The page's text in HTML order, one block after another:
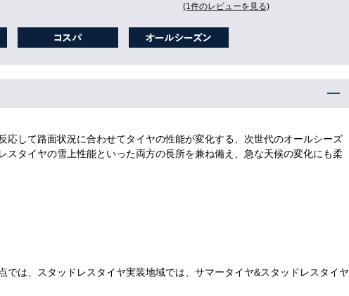
(1件のレビューを見る)
して路面状況に合わせてタイヤの性能が変化する、次世代のオールシーズ
スタイヤの雪上性能といった両方の長所を兼ね備え、急な天候の変化にも柔
は、スタッドレスタイヤ実装地域では、サマータイヤ&スタッドレスタイヤ